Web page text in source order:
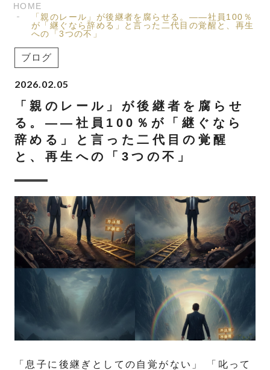
HOME
「親のレール」が後継者を腐らせる。――社員100％
が「継ぐなら辞める」と言った二代目の覚醒と、再生
への「3つの不」
ブログ
2026.02.05
「親のレール」が後継者を腐らせ
る。――社員100％が「継ぐなら
辞める」と言った二代目の覚醒
と、再生への「3つの不」
「息子に後継ぎとしての自覚がない」 「叱って